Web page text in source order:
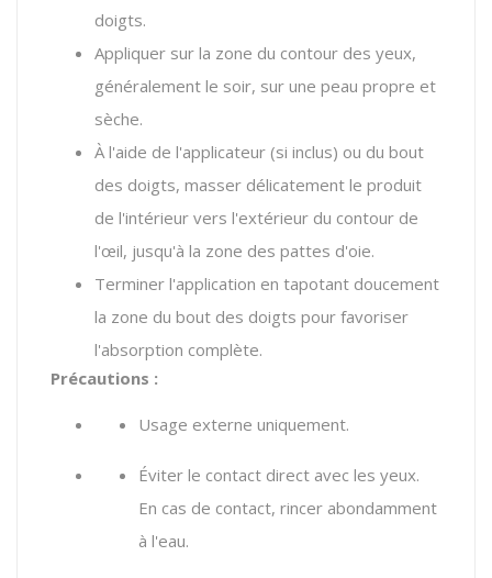
doigts.
Appliquer sur la zone du contour des yeux,
généralement le soir, sur une peau propre et
sèche.
À l'aide de l'applicateur (si inclus) ou du bout
des doigts, masser délicatement le produit
de l'intérieur vers l'extérieur du contour de
l'œil, jusqu'à la zone des pattes d'oie.
Terminer l'application en tapotant doucement
la zone du bout des doigts pour favoriser
l'absorption complète.
Précautions :
Usage externe uniquement.
Éviter le contact direct avec les yeux.
En cas de contact, rincer abondamment
à l'eau.